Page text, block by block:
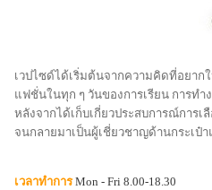
เวปไซด์ได้เริ่มต้นจากความคิดที่อยา
แฟชั่นในทุก ๆ วันของการเรียน การท
หลังจากได้เก็บเกี่ยวประสบการณ์การ
จนกลายมาเป็นผู้เชี่ยวชาญด้านกระเป๋
เวลาทำการMon - Fri 8.00-18.30